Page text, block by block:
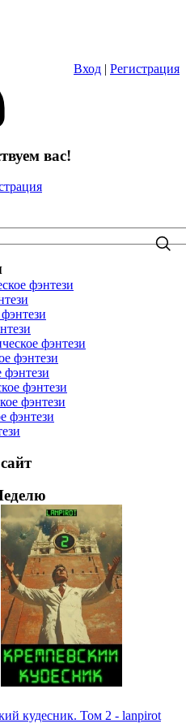
Вход | Регистрация
вас!
фэнтези
фэнтези
фэнтези
фэнтези
фэнтези
фэнтези
фэнтези
кудесник. Том 2 - lanpirot